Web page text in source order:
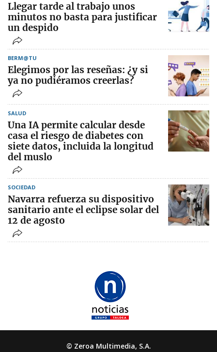
Llegar tarde al trabajo unos
minutos no basta para justificar
un despido
BERM@TU
Elegimos por las reseñas: ¿y si
ya no pudiéramos creerlas?
SALUD
Una IA permite calcular desde
casa el riesgo de diabetes con
siete datos, incluida la longitud
del muslo
SOCIEDAD
Navarra refuerza su dispositivo
sanitario ante el eclipse solar del
12 de agosto
© Zeroa Multimedia, S.A.